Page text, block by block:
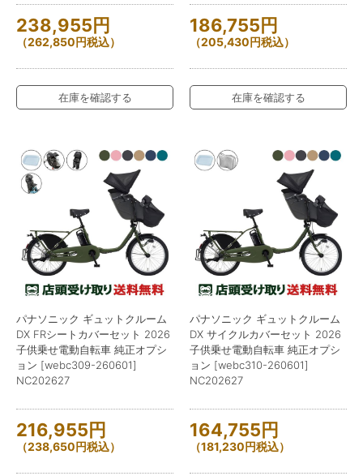
238,955円
（262,850円税込）
在庫を確認する
186,755円
（205,430円税込）
在庫を確認する
パナソニック ギュットクルーム
DX FRシートカバーセット 2026
子供乗せ電動自転車 純正オプシ
ョン [webc309-260601]
NC202627
216,955円
（238,650円税込）
パナソニック ギュットクルーム
DX サイクルカバーセット 2026
子供乗せ電動自転車 純正オプシ
ョン [webc310-260601]
NC202627
164,755円
（181,230円税込）